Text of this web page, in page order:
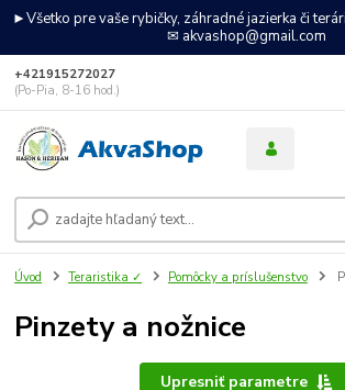
►Všetko pre vaše rybičky, záhradné jazierka či
✉ akvashop@gmail.com
+421915272027
(Po-Pia, 8-16 hod.)
Úvod Teraristika ✓ Pomôcky a príslušenstvo
Pinzety a nožnice
Upresniť parametre